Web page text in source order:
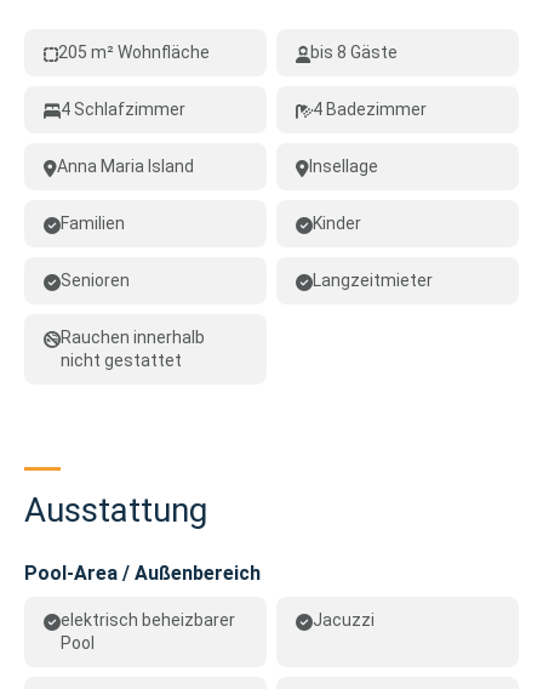
205 m² Wohnfläche bis 8 Gäste
4 Schlafzimmer 4 Badezimmer
Anna Maria Island Insellage
Familien Kinder
Senioren Langzeitmieter
Rauchen innerhalb
nicht gestattet
Ausstattung
Pool-Area / Außenbereich
elektrisch beheizbarer
Pool
Jacuzzi